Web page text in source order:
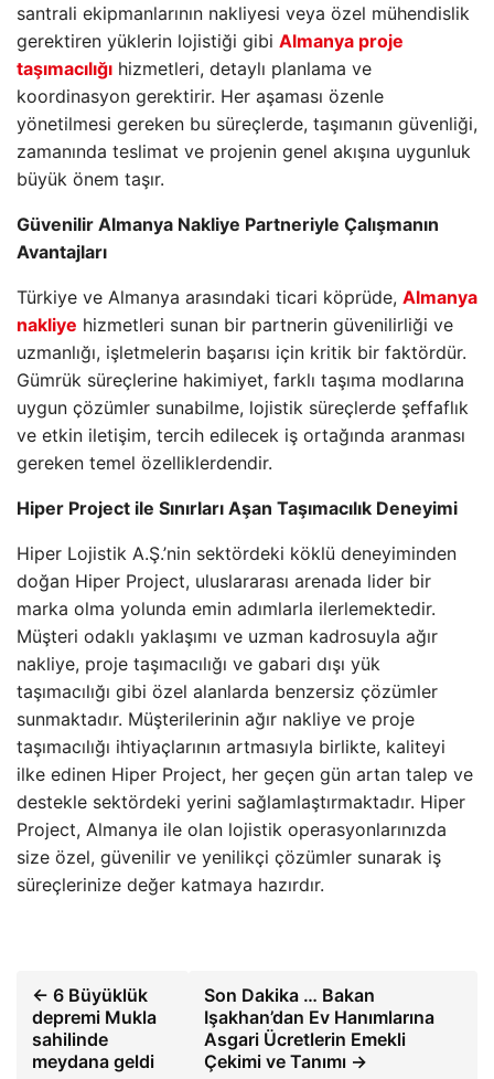
santrali ekipmanlarının nakliyesi veya özel mühendislik
gerektiren yüklerin lojistiği gibi Almanya proje
taşımacılığı hizmetleri, detaylı planlama ve
koordinasyon gerektirir. Her aşaması özenle
yönetilmesi gereken bu süreçlerde, taşımanın güvenliği,
zamanında teslimat ve projenin genel akışına uygunluk
büyük önem taşır.
Güvenilir Almanya Nakliye Partneriyle Çalışmanın
Avantajları
Türkiye ve Almanya arasındaki ticari köprüde, Almanya
nakliye hizmetleri sunan bir partnerin güvenilirliği ve
uzmanlığı, işletmelerin başarısı için kritik bir faktördür.
Gümrük süreçlerine hakimiyet, farklı taşıma modlarına
uygun çözümler sunabilme, lojistik süreçlerde şeffaflık
ve etkin iletişim, tercih edilecek iş ortağında aranması
gereken temel özelliklerdendir.
Hiper Project ile Sınırları Aşan Taşımacılık Deneyimi
Hiper Lojistik A.Ş.’nin sektördeki köklü deneyiminden
doğan Hiper Project, uluslararası arenada lider bir
marka olma yolunda emin adımlarla ilerlemektedir.
Müşteri odaklı yaklaşımı ve uzman kadrosuyla ağır
nakliye, proje taşımacılığı ve gabari dışı yük
taşımacılığı gibi özel alanlarda benzersiz çözümler
sunmaktadır. Müşterilerinin ağır nakliye ve proje
taşımacılığı ihtiyaçlarının artmasıyla birlikte, kaliteyi
ilke edinen Hiper Project, her geçen gün artan talep ve
destekle sektördeki yerini sağlamlaştırmaktadır. Hiper
Project, Almanya ile olan lojistik operasyonlarınızda
size özel, güvenilir ve yenilikçi çözümler sunarak iş
süreçlerinize değer katmaya hazırdır.
← 6 Büyüklük
depremi Mukla
sahilinde
meydana geldi
Son Dakika … Bakan
Işakhan’dan Ev Hanımlarına
Asgari Ücretlerin Emekli
Çekimi ve Tanımı →